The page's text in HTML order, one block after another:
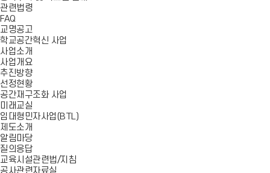
관련법령
FAQ
교명공고
학교공간혁신 사업
사업소개
사업개요
추진방향
선정현황
공간재구조화 사업
미래교실
임대형민자사업(BTL)
제도소개
알림마당
질의응답
교육시설관련법/지침
공사관련자료실